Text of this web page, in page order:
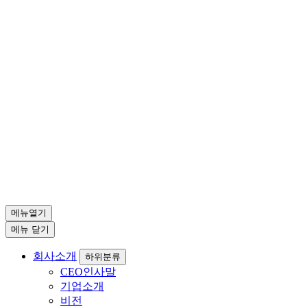
메뉴열기
메뉴 닫기
회사소개 하위분류
CEO인사말
기업소개
비전